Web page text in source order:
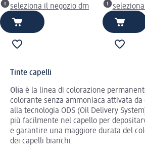
seleziona il negozio dm
Tinte capelli
Olia è la linea di colorazione
colorante senza ammoniaca attivata
alla tecnologia ODS (Oil Delivery
più facilmente nel capello per
e garantire una maggiore durata del
dei capelli bianchi.